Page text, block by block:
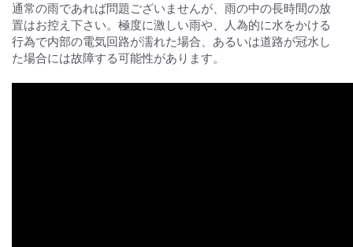
通常の雨であれば問題ございませんが、雨の中の長時間の放
置はお控え下さい。極度に激しい雨や、人為的に水をかける
行為で内部の電気回路が濡れた場合、あるいは道路が冠水し
た場合には故障する可能性があります。